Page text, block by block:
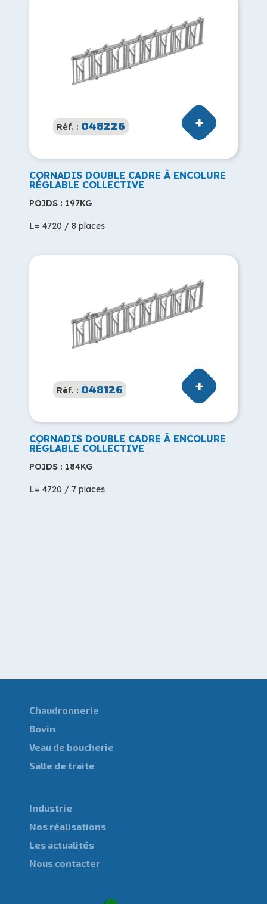
Réf. : 048226
CORNADIS DOUBLE CADRE À ENCOLURE
RÉGLABLE COLLECTIVE
POIDS : 197KG
L= 4720 / 8 places
Réf. : 048126
CORNADIS DOUBLE CADRE À ENCOLURE
RÉGLABLE COLLECTIVE
POIDS : 184KG
L= 4720 / 7 places
Chaudronnerie
Bovin
Veau de boucherie
Salle de traite
Industrie
Nos réalisations
Les actualités
Nous contacter